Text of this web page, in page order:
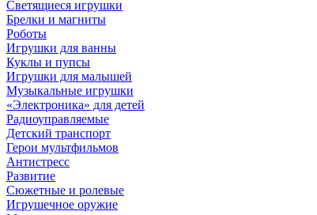
Светящиеся игрушки
Брелки и магниты
Роботы
Игрушки для ванны
Куклы и пупсы
Игрушки для малышей
Музыкальные игрушки
«Электроника» для детей
Радиоуправляемые
Детский транспорт
Герои мультфильмов
Антистресс
Развитие
Сюжетные и ролевые
Игрушечное оружие